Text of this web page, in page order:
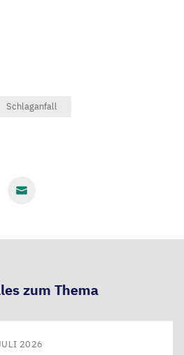
Schlaganfall
zum Thema
2026